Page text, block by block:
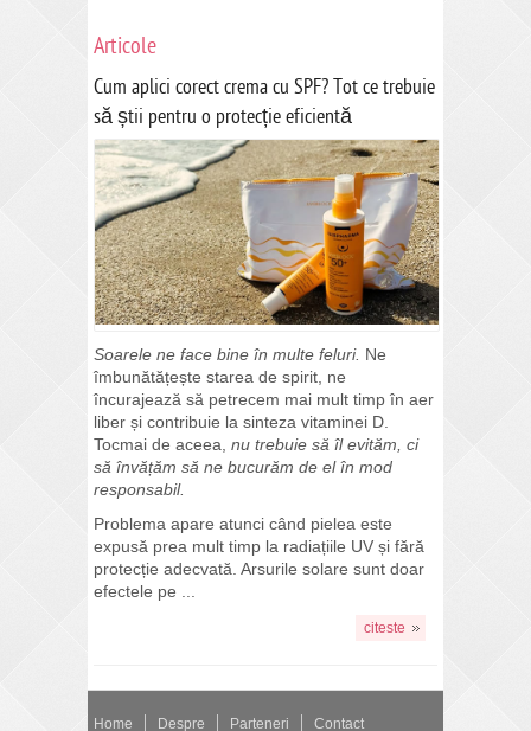
Articole
Cum aplici corect crema cu SPF? Tot ce trebuie
să știi pentru o protecție eficientă
Soarele ne face bine în multe feluri. Ne
îmbunătățește starea de spirit, ne
încurajează să petrecem mai mult timp în aer
liber și contribuie la sinteza vitaminei D.
Tocmai de aceea, nu trebuie să îl evităm, ci
să învățăm să ne bucurăm de el în mod
responsabil.
Problema apare atunci când pielea este
expusă prea mult timp la radiațiile UV și fără
protecție adecvată. Arsurile solare sunt doar
efectele pe ...
citeste
Home Despre Parteneri Contact